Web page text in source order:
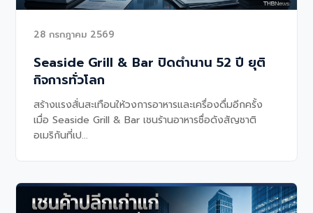
28 กรกฎาคม 2569
Seaside Grill & Bar ปิดตำนาน 52 ปี ยุติ
กิจการทั่วโลก
สร้างแรงสั่นสะเทือนให้วงการอาหารและเครื่องดื่มอีกครั้ง
เมื่อ Seaside Grill & Bar เชนร้านอาหารชื่อดังสัญชาติ
อเมริกันที่เป...